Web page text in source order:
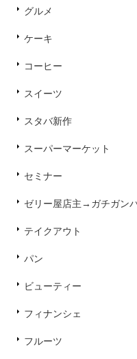
グルメ
ケーキ
コーヒー
スイーツ
スタバ新作
スーパーマーケット
セミナー
ゼリー屋店主→ガチガン
テイクアウト
パン
ビューティー
フィナンシェ
フルーツ